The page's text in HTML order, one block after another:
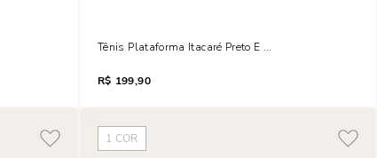
Tênis Plataforma Itacaré Preto E Branco
R$ 199,90
1 COR